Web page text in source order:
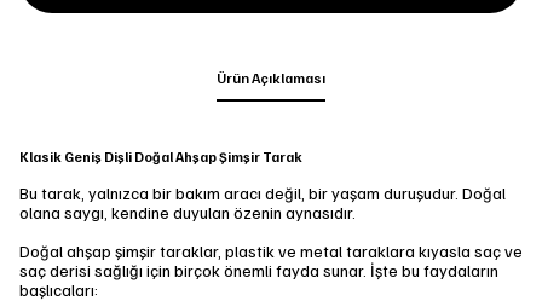
Ürün Açıklaması
Klasik Geniş Dişli Doğal Ahşap Şimşir Tarak
Bu tarak, yalnızca bir bakım aracı değil, bir yaşam duruşudur. Doğal
olana saygı, kendine duyulan özenin aynasıdır.
Doğal ahşap şimşir taraklar, plastik ve metal taraklara kıyasla saç ve
saç derisi sağlığı için birçok önemli fayda sunar. İşte bu faydaların
başlıcaları: